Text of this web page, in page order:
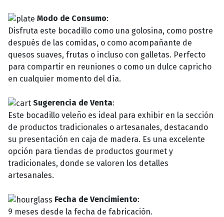
Modo de Consumo:
Disfruta este bocadillo como una golosina, como postre
después de las comidas, o como acompañante de
quesos suaves, frutas o incluso con galletas. Perfecto
para compartir en reuniones o como un dulce capricho
en cualquier momento del día.
Sugerencia de Venta:
Este bocadillo veleño es ideal para exhibir en la sección
de productos tradicionales o artesanales, destacando
su presentación en caja de madera. Es una excelente
opción para tiendas de productos gourmet y
tradicionales, donde se valoren los detalles
artesanales.
Fecha de Vencimiento:
9 meses desde la fecha de fabricación.